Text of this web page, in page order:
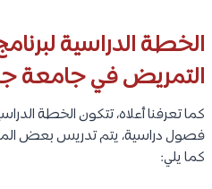
الخطة الدراسية
التمريض في جامعة
فصول دراسية، يتم تدريس بعض
كما يلي: